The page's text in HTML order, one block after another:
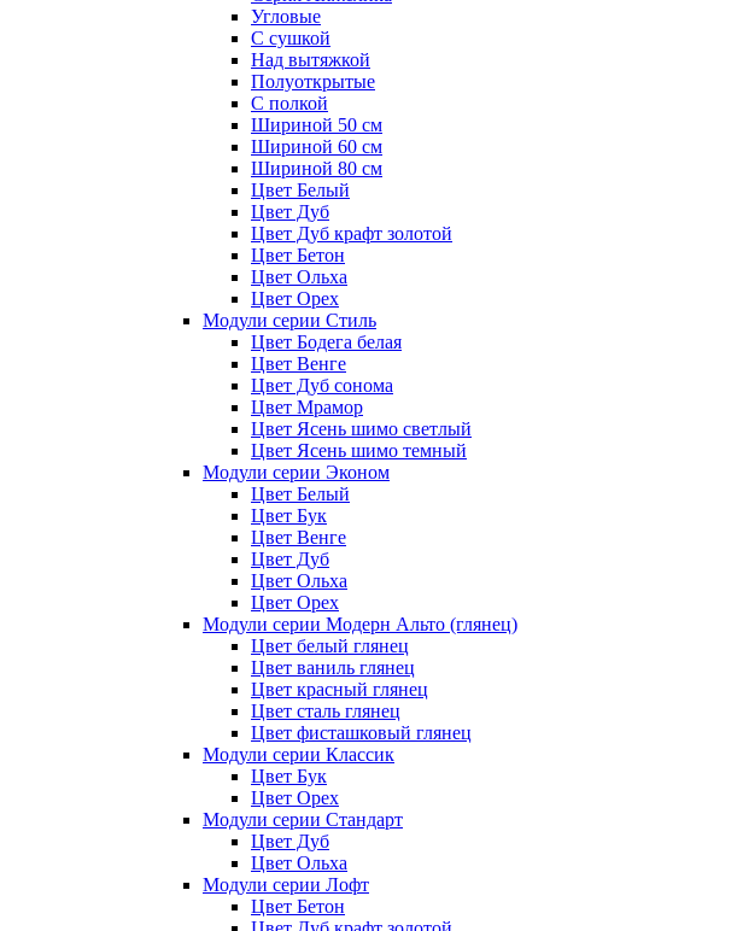
Угловые
С сушкой
Над вытяжкой
Полуоткрытые
С полкой
Шириной 50 см
Шириной 60 см
Шириной 80 см
Цвет Белый
Цвет Дуб
Цвет Дуб крафт золотой
Цвет Бетон
Цвет Ольха
Цвет Орех
Модули серии Стиль
Цвет Бодега белая
Цвет Венге
Цвет Дуб сонома
Цвет Мрамор
Цвет Ясень шимо светлый
Цвет Ясень шимо темный
Модули серии Эконом
Цвет Белый
Цвет Бук
Цвет Венге
Цвет Дуб
Цвет Ольха
Цвет Орех
Модули серии Модерн Альто (глянец)
Цвет белый глянец
Цвет ваниль глянец
Цвет красный глянец
Цвет сталь глянец
Цвет фисташковый глянец
Модули серии Классик
Цвет Бук
Цвет Орех
Модули серии Стандарт
Цвет Дуб
Цвет Ольха
Модули серии Лофт
Цвет Бетон